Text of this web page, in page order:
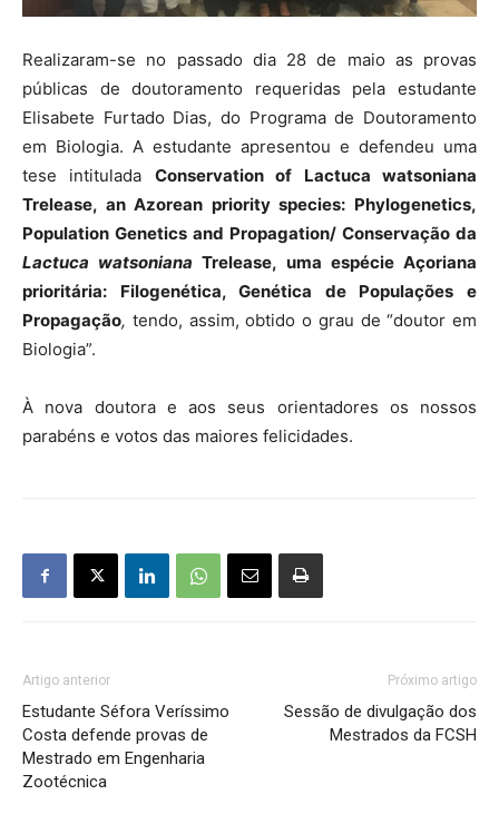
Realizaram-se no passado dia 28 de maio as provas
públicas de doutoramento requeridas pela estudante
Elisabete Furtado Dias, do Programa de Doutoramento
em Biologia. A estudante apresentou e defendeu uma
tese intitulada Conservation of Lactuca watsoniana
Trelease, an Azorean priority species: Phylogenetics,
Population Genetics and Propagation/ Conservação da
Lactuca watsoniana Trelease, uma espécie Açoriana
prioritária: Filogenética, Genética de Populações e
Propagação, tendo, assim, obtido o grau de “doutor em
Biologia”.
À nova doutora e aos seus orientadores os nossos
parabéns e votos das maiores felicidades.
Artigo anterior
Estudante Séfora Veríssimo
Costa defende provas de
Mestrado em Engenharia
Zootécnica
Próximo artigo
Sessão de divulgação dos
Mestrados da FCSH